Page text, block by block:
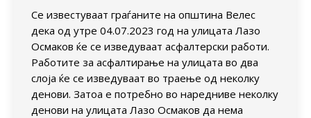
Се известуваат граѓаните на општина Велес
дека од утре 04.07.2023 год на улицата Лазо
Осмаков ќе се изведуваат асфалтерски работи.
Работите за асфалтирање на улицата во два
слоја ќе се изведуваат во траење од неколку
денови. Затоа е потребно во наредниве неколку
денови на улицата Лазо Осмаков да нема